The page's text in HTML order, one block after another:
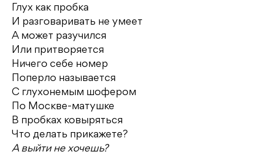
Глух как пробка
И разговаривать не умеет
А может разучился
Или притворяется
Ничего себе номер
Поперло называется
С глухонемым шофером
По Москве-матушке
В пробках ковыряться
Что делать прикажете?
А выйти не хочешь?